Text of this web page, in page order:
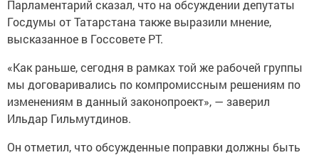
Парламентарий сказал, что на обсуждении депутаты
Госдумы от Татарстана также выразили мнение,
высказанное в Госсовете РТ.
«Как раньше, сегодня в рамках той же рабочей группы
мы договаривались по компромиссным решениям по
изменениям в данный законопроект», — заверил
Ильдар Гильмутдинов.
Он отметил, что обсужденные поправки должны быть